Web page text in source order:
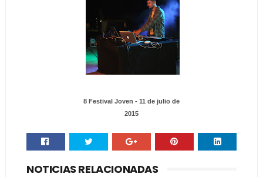
8 Festival Joven - 11 de julio de
2015
NOTICIAS RELACIONADAS